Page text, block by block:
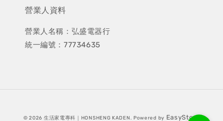
營業人資料
營業人名稱：弘盛電器行
統一編號：77734635
© 2026 生活家電專科｜HONSHENG KADEN. Powered by EasyStore